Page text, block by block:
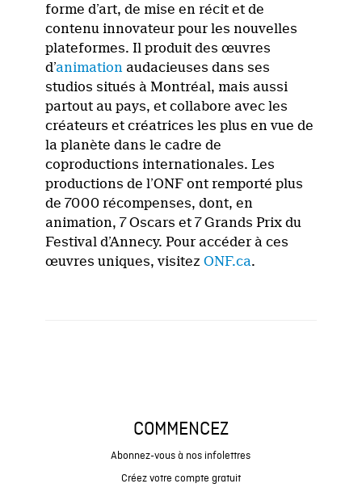
forme d’art, de mise en récit et de
contenu innovateur pour les nouvelles
plateformes. Il produit des œuvres
d’animation audacieuses dans ses
studios situés à Montréal, mais aussi
partout au pays, et collabore avec les
créateurs et créatrices les plus en vue de
la planète dans le cadre de
coproductions internationales. Les
productions de l’ONF ont remporté plus
de 7000 récompenses, dont, en
animation, 7 Oscars et 7 Grands Prix du
Festival d’Annecy. Pour accéder à ces
œuvres uniques, visitezONF.ca.
COMMENCEZ
Abonnez-vous à nos infolettres
Créez votre compte gratuit